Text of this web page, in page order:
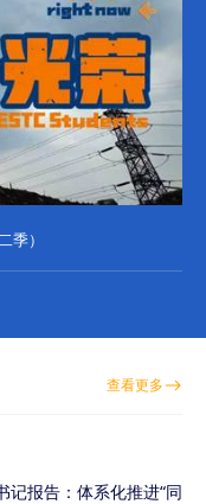
季）
查看更多
记报告：体系化推进“同